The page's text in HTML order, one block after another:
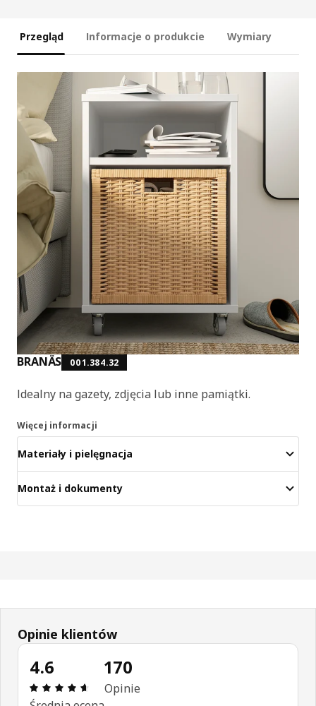
Przegląd Informacje o produkcie Wymiary
BRANÄS 001.384.32
Idealny na gazety, zdjęcia lub inne pamiątki.
Więcej informacji
Materiały i pielęgnacja
Montaż i dokumenty
Opinie klientów
4.6
Opinia: 4.6 na 5 gwiazdki. Recenzje ogółem: 170
170
Opinie